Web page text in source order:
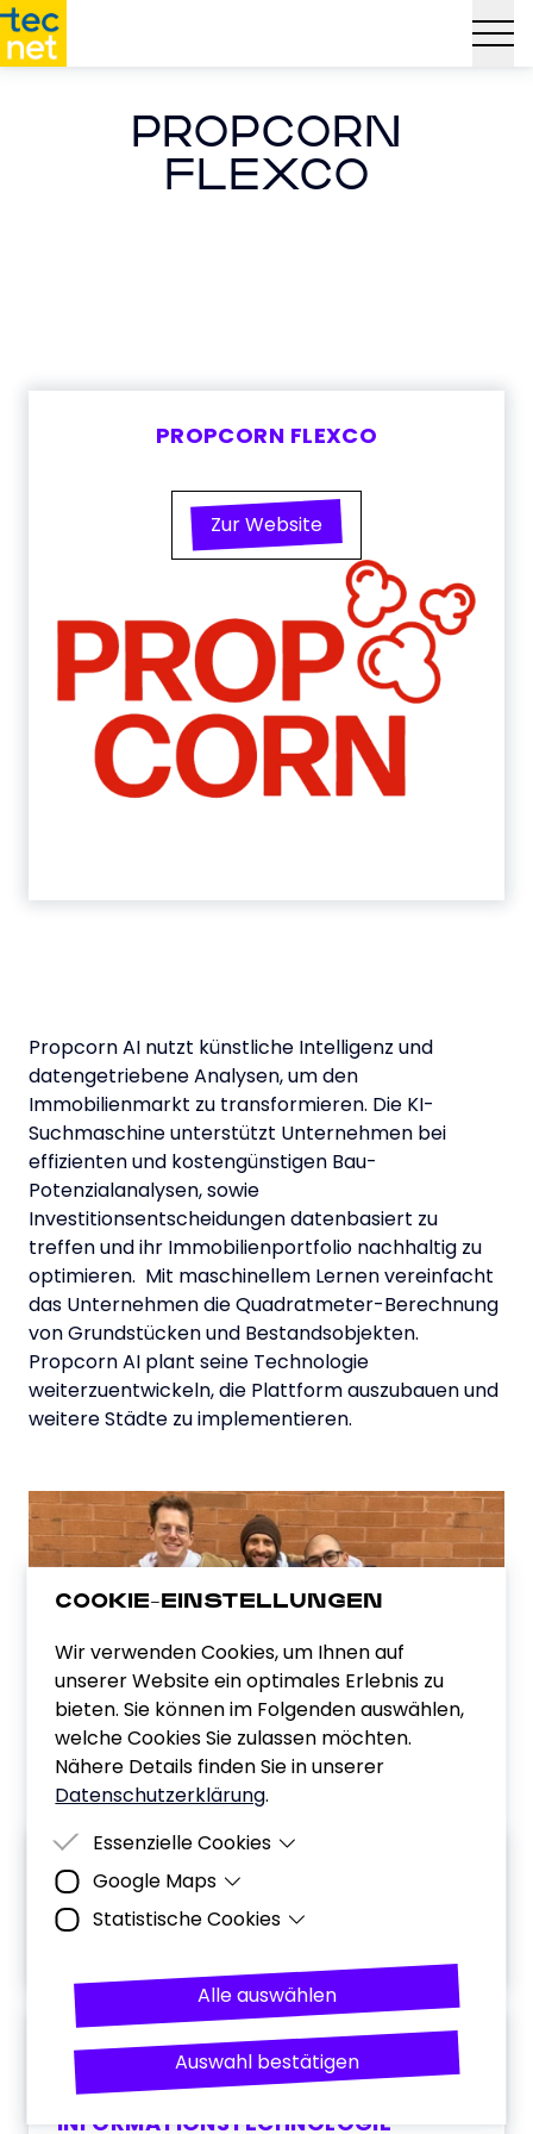
PROPCORN
FLEXCO
PROPCORN FLEXCO
Zur Website
Propcorn AI nutzt künstliche Intelligenz und
datengetriebene Analysen, um den
Immobilienmarkt zu transformieren. Die KI-
Suchmaschine unterstützt Unternehmen bei
effizienten und kostengünstigen Bau-
Potenzialanalysen, sowie
Investitionsentscheidungen datenbasiert zu
treffen und ihr Immobilienportfolio nachhaltig zu
optimieren. Mit maschinellem Lernen vereinfacht
das Unternehmen die Quadratmeter-Berechnung
von Grundstücken und Bestandsobjekten.
Propcorn AI plant seine Technologie
weiterzuentwickeln, die Plattform auszubauen und
weitere Städte zu implementieren.
Investmentdatum
NOVEMBER 2024
Branche
INFORMATIONSTECHNOLOGIE
COOKIE-EINSTELLUNGEN
Wir verwenden Cookies, um Ihnen auf
unserer Website ein optimales Erlebnis zu
bieten. Sie können im Folgenden auswählen,
welche Cookies Sie zulassen möchten.
Nähere Details finden Sie in unserer
Datenschutzerklärung.
Essenzielle Cookies
Essenzielle Cookies sind Cookies, welche für
die ordnungsgemäße Funktion der Website
benötigt werden.
Google Maps
Zweck
Darstellung des
des Kartendienstes von Google.
Datum und Uhrzeit des Besuchs,
Standortinformationen, IP-Adresse,
URL, Nutzungsdaten, Suchbegriffe,
geografischer Standort
Statistische Cookies
Anzahl der Besucher und Besuche,
Downloads), Erstellung pseudonymer
Nutzerprofile anhand geräteübergreifender
Informationen eingeloggter Google-Nutzer
(Cross-Device-Tracking), Anreicherung
Alle auswählen
Auswahl bestätigen